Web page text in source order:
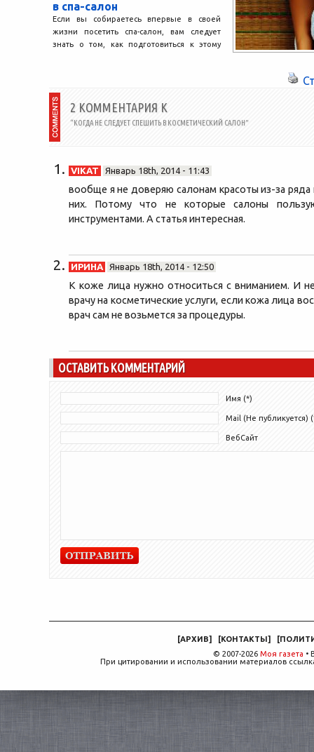
в спа-салон
Если вы собираетесь впервые в своей
жизни посетить спа-салон, вам следует
знать о том, как подготовиться к этому
2 КОММЕНТАРИЯ К
“КОГДА НЕ СЛЕДУЕТ СПЕШИТЬ В КОСМЕТИЧЕСКИЙ САЛОН”
VIKAT Январь 18th, 2014 - 11:43
вообще я не доверяю салонам красоты из-за ряда
них. Потому что не которые салоны
инструментами. А статья интересная.
ИРИНА Январь 18th, 2014 - 12:50
К коже лица нужно относиться с вниманием. И
врачу на косметические услуги, если кожа лица
врач сам не возьмется за процедуры.
ОСТАВИТЬ КОММЕНТАРИЙ
Имя (*)
Mail (Не публикуется)
ВебСайт
[АРХИВ] [КОНТАКТЫ] [
© 2007-2026 Моя газета •
При цитировании и использовании материалов